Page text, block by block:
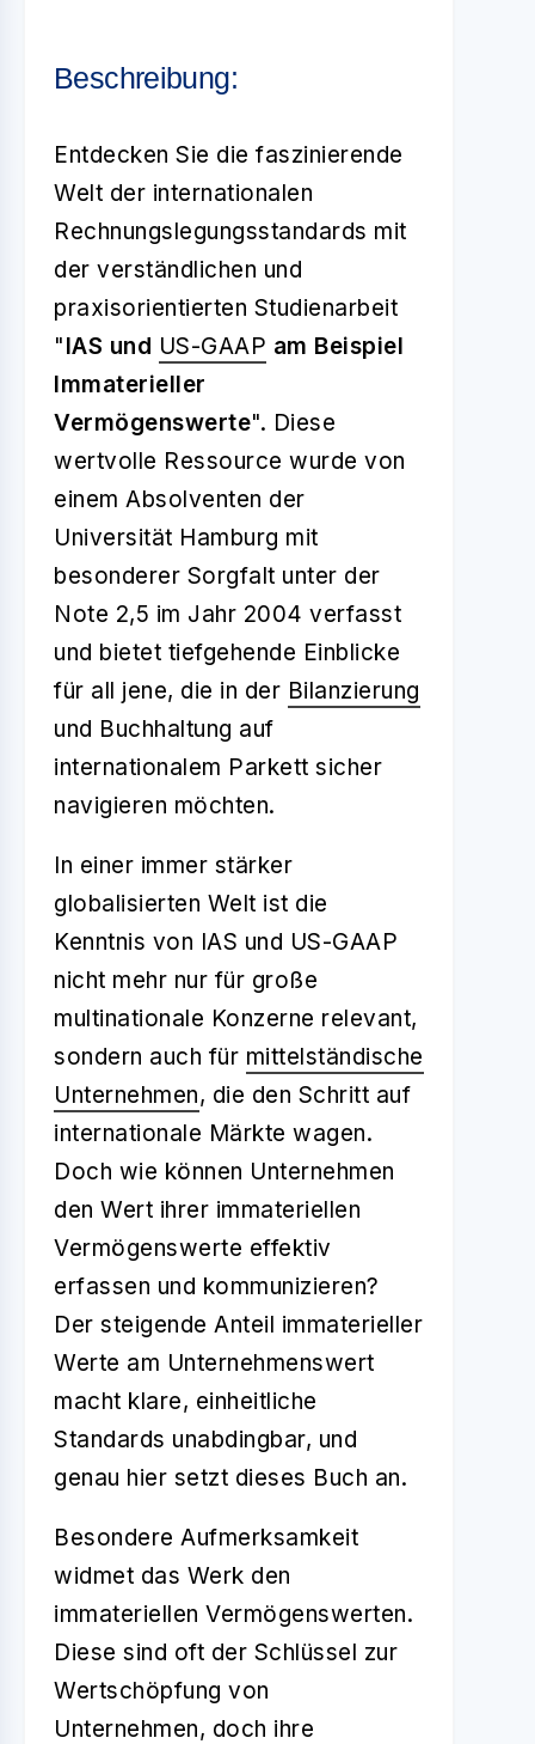
Beschreibung:
Entdecken Sie die faszinierende
Welt der internationalen
Rechnungslegungsstandards mit
der verständlichen und
praxisorientierten Studienarbeit
"IAS und US-GAAP am Beispiel
Immaterieller
Vermögenswerte". Diese
wertvolle Ressource wurde von
einem Absolventen der
Universität Hamburg mit
besonderer Sorgfalt unter der
Note 2,5 im Jahr 2004 verfasst
und bietet tiefgehende Einblicke
für all jene, die in der Bilanzierung
und Buchhaltung auf
internationalem Parkett sicher
navigieren möchten.
In einer immer stärker
globalisierten Welt ist die
Kenntnis von IAS und US-GAAP
nicht mehr nur für große
multinationale Konzerne relevant,
sondern auch für mittelständische
Unternehmen, die den Schritt auf
internationale Märkte wagen.
Doch wie können Unternehmen
den Wert ihrer immateriellen
Vermögenswerte effektiv
erfassen und kommunizieren?
Der steigende Anteil immaterieller
Werte am Unternehmenswert
macht klare, einheitliche
Standards unabdingbar, und
genau hier setzt dieses Buch an.
Besondere Aufmerksamkeit
widmet das Werk den
immateriellen Vermögenswerten.
Diese sind oft der Schlüssel zur
Wertschöpfung von
Unternehmen, doch ihre